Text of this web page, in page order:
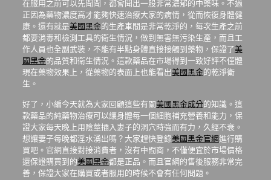
在服用之前可以先聞聞，都會聞出一股非常濃郁的中藥味。不過
正因為藥物濃度高才能夠快速治療大家的病情，從而恢復身體健
康。還有就是美國黑金的生產車間是非常乾淨的，每次生產之前
都要消毒和檢測工具的衛生情況，做到無害無污染生產，而且工
作人員也全副武裝，不能有半點身體直接接觸到藥物，保證了美
國黑金的品質和衛生情況。這款藥品在市場得到一致好評不僅體
現在藥物效果上，從藥物的表面上也能看出美國黑金的乾淨衛
生。
好了，小編今天就為大家回顧這些有關美國黑金成分的知識。這
款藥品的純藥物治療可以讓身體每一個細胞補充營養和能力，保
證大家每天晚上用陰莖插入妻子的洞穴時強而有力，久經不衰。
想讓妻子每晚都淫水湧出嗎？大家趕快登錄美國黑金官網進行購
買吧。官網直接對接消費者，沒有中間商，不僅便宜於市場價格
還保證購買到的美國黑金都是正品。而且官網的售後服務非常完
善，保證大家在購買或者服用的時候不會有任何問題。